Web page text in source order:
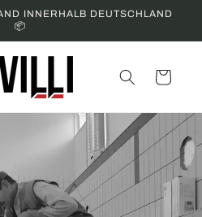
INNERHALB DEUTSCHLAND
📦
Cart